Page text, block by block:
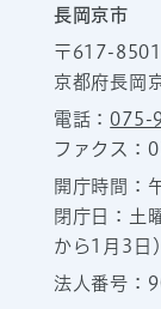
長岡京市
〒617-8501
京都府長岡
電話：075-
ファクス：
開庁時間：
閉庁日：土
から1月3日）
法人番号：